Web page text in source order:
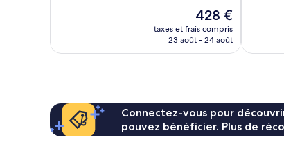
Le
nouveau
prix
428 €
taxes et frais compris
23 août - 24 août
Connectez-vous pour
pouvez bénéficier. Plus de